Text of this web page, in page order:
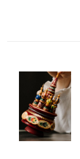
DODAJ
U
KOŠARI
CU